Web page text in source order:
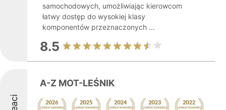
samochodowych, umożliwiając kierowcom
łatwy dostęp do wysokiej klasy
komponentów przeznaczonych ...
8.5
A-Z MOT-LEŚNIK